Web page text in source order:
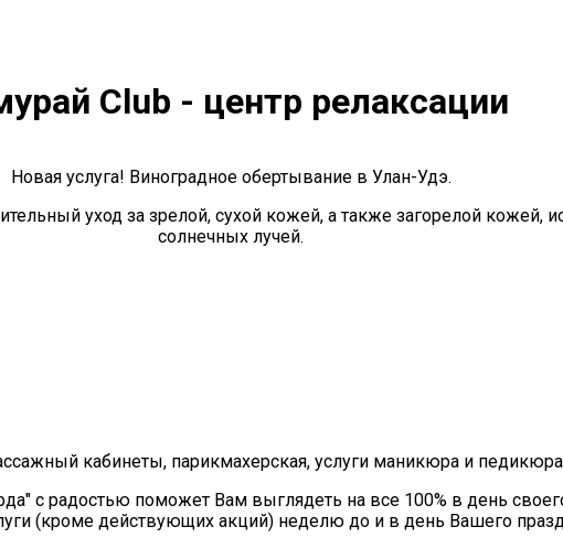
Club - центр релаксации
Новая услуга! Виноградное обертывание в Улан-Удэ.
уход за зрелой, сухой кожей, а также загорелой кожей,
солнечных лучей.
кабинеты, парикмахерская, услуги маникюра и
с радостью поможет Вам выглядеть на все 100% в день
(кроме действующих акций) неделю до и в день Вашего